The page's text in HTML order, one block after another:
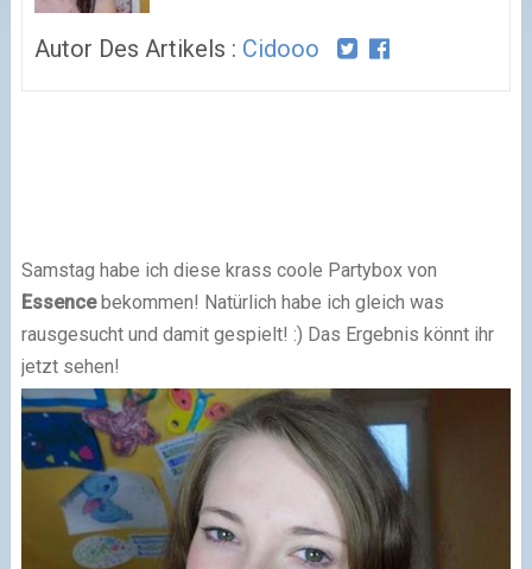
Autor Des Artikels : Cidooo
Samstag habe ich diese krass coole Partybox von
Essencebekommen! Natürlich habe ich gleich was
rausgesucht und damit gespielt! :) Das Ergebnis könnt ihr
jetzt sehen!